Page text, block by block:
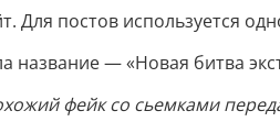
Для постов используется
название — «Новая битва
фейк со сьемками